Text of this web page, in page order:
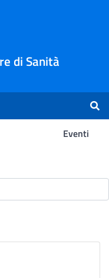
di Sanità
Eventi
-